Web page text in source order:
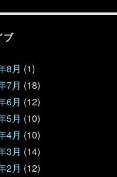
ブ
8月 (1)
7月 (18)
6月 (12)
5月 (10)
4月 (10)
3月 (14)
2月 (12)